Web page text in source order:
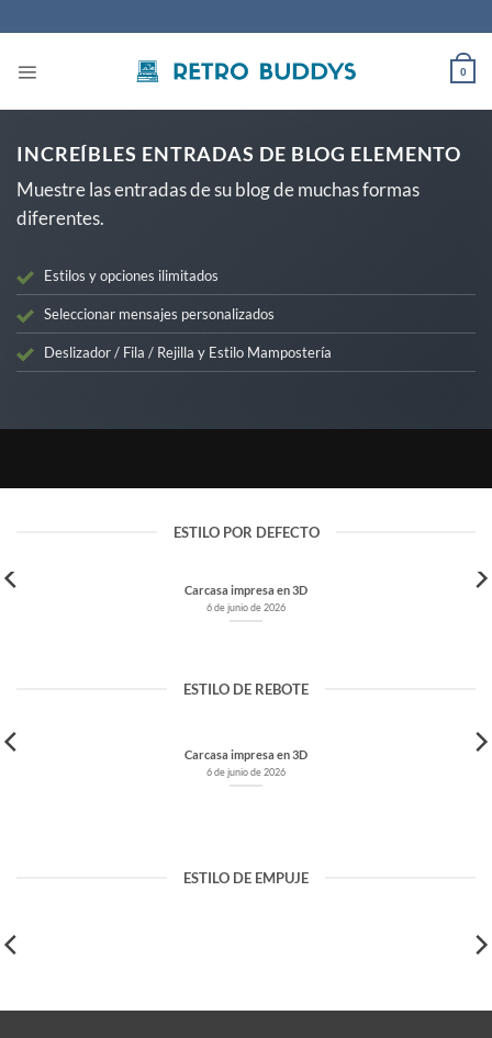
al
0
INCREÍBLES ENTRADAS DE BLOG ELEMENTO
Muestre las entradas de su blog de muchas formas
diferentes.
Estilos y opciones ilimitados
Seleccionar mensajes personalizados
Deslizador / Fila / Rejilla y Estilo Mampostería
ESTILO POR DEFECTO
Carcasa impresa en 3D
6 de junio de 2026
ESTILO DE REBOTE
Carcasa impresa en 3D
6 de junio de 2026
ESTILO DE EMPUJE
Carcasa impresa en 3D